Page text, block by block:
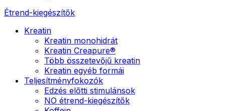
Étrend-kiegészítők
Kreatin
Kreatin monohidrát
Kreatin Creapure®
Több összetevőjű kreatin
Kreatin egyéb formái
Teljesítményfokozók
Edzés előtti stimulánsok
NO étrend-kiegészítők